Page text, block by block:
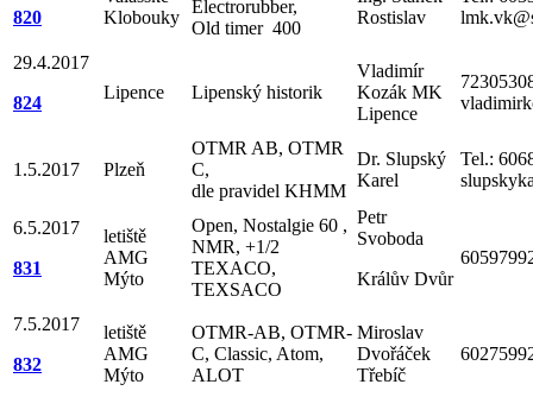
820
Klobouky
Electrorubber,
Old timer 400
Rostislav
29.4.2017
824
Lipence Lipenský historik
Vladimír
Kozák MK
Lipence
1.5.2017 Plzeň
OTMR AB, OTMR
C,
dle pravidel KHMM
Dr. Slupský
Karel
Tel.:
6.5.2017
831
letiště
AMG
Mýto
Open, Nostalgie 60 ,
NMR, +1/2
TEXACO,
TEXSACO
Petr
Svoboda
Králův Dvůr
7.5.2017
832
letiště
AMG
Mýto
OTMR-AB, OTMR-
C, Classic, Atom,
ALOT
Miroslav
Dvořáček
Třebíč